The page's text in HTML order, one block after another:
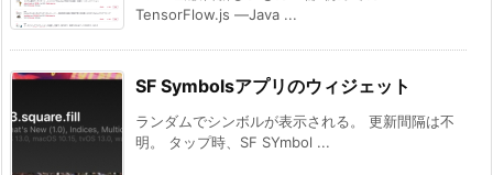
TensorFlow.js ―Java ...
SF Symbolsアプリのウィジェット
ランダムでシンボルが表示される。 更新間隔は不
明。 タップ時、SF SYmbol ...